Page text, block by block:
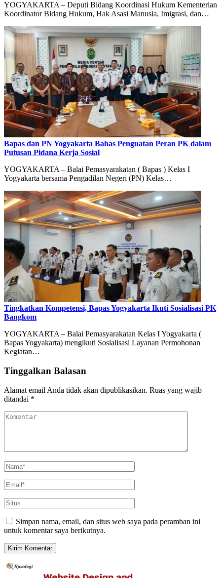
YOGYAKARTA – Deputi Bidang Koordinasi Hukum Kementerian
Koordinator Bidang Hukum, Hak Asasi Manusia, Imigrasi, dan…
Bapas dan PN Yogyakarta Bahas Penguatan Peran PK dalam
Putusan Pidana Kerja Sosial
YOGYAKARTA – Balai Pemasyarakatan ( Bapas ) Kelas I
Yogyakarta bersama Pengadilan Negeri (PN) Kelas…
Tingkatkan Kompetensi, Bapas Yogyakarta Ikuti Sosialisasi PK
Bangkom
YOGYAKARTA – Balai Pemasyarakatan Kelas I Yogyakarta (
Bapas Yogyakarta) mengikuti Sosialisasi Layanan Permohonan
Kegiatan…
Tinggalkan Balasan
Alamat email Anda tidak akan dipublikasikan. Ruas yang wajib
ditandai *
Simpan nama, email, dan situs web saya pada peramban ini
untuk komentar saya berikutnya.